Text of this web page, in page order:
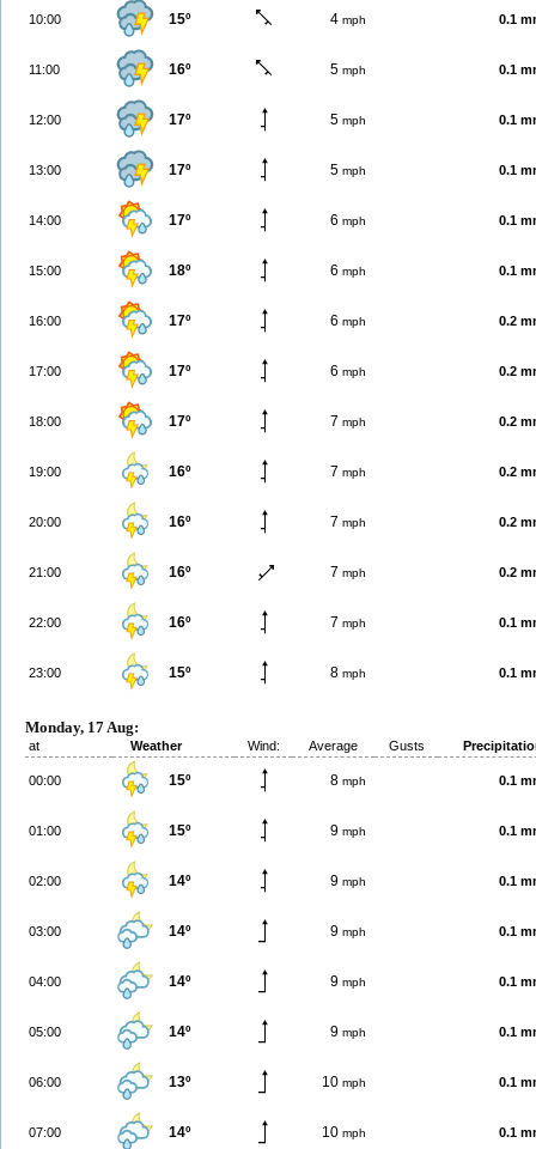
10:00 15º 4 mph 0.1
11:00 16º 5 mph 0.1
12:00 17º 5 mph 0.1
13:00 17º 5 mph 0.1
14:00 17º 6 mph 0.1
15:00 18º 6 mph 0.1
16:00 17º 6 mph 0.2
17:00 17º 6 mph 0.2
18:00 17º 7 mph 0.2
19:00 16º 7 mph 0.2
20:00 16º 7 mph 0.2
21:00 16º 7 mph 0.2
22:00 16º 7 mph 0.1
23:00 15º 8 mph 0.1
Monday, 17 Aug:
at Weather Wind: Average Gusts
00:00 15º 8 mph 0.1
01:00 15º 9 mph 0.1
02:00 14º 9 mph 0.1
03:00 14º 9 mph 0.1
04:00 14º 9 mph 0.1
05:00 14º 9 mph 0.1
06:00 13º 10 mph 0.1
07:00 14º 10 mph 0.1